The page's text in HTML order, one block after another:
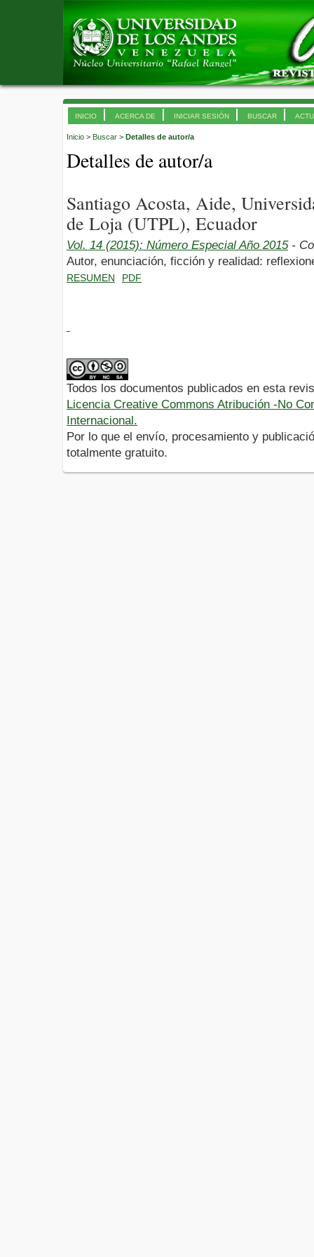
INICIO ACERCA DE INICIAR SESIÓN BUSCAR
Inicio > Buscar > Detalles de autor/a
Detalles de autor/a
Santiago Acosta, Aide,
de Loja (UTPL), Ecuador
Vol. 14 (2015): Número Especial Año 2015-
Autor, enunciación, ficción y realidad:
RESUMEN PDF
Todos los documentos publicados en esta
Licencia Creative Commons Atribución -No
Internacional.
Por lo que el envío, procesamiento y
totalmente gratuito.